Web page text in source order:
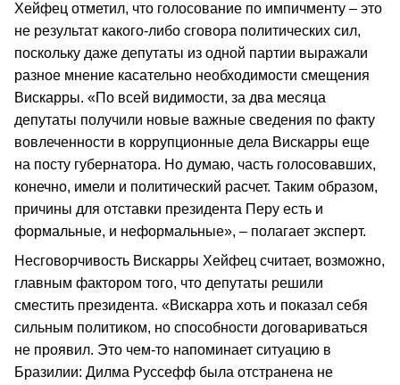
Хейфец отметил, что голосование по импичменту – это
не результат какого-либо сговора политических сил,
поскольку даже депутаты из одной партии выражали
разное мнение касательно необходимости смещения
Вискарры. «По всей видимости, за два месяца
депутаты получили новые важные сведения по факту
вовлеченности в коррупционные дела Вискарры еще
на посту губернатора. Но думаю, часть голосовавших,
конечно, имели и политический расчет. Таким образом,
причины для отставки президента Перу есть и
формальные, и неформальные», – полагает эксперт.
Несговорчивость Вискарры Хейфец считает, возможно,
главным фактором того, что депутаты решили
сместить президента. «Вискарра хоть и показал себя
сильным политиком, но способности договариваться
не проявил. Это чем-то напоминает ситуацию в
Бразилии: Дилма Руссефф была отстранена не